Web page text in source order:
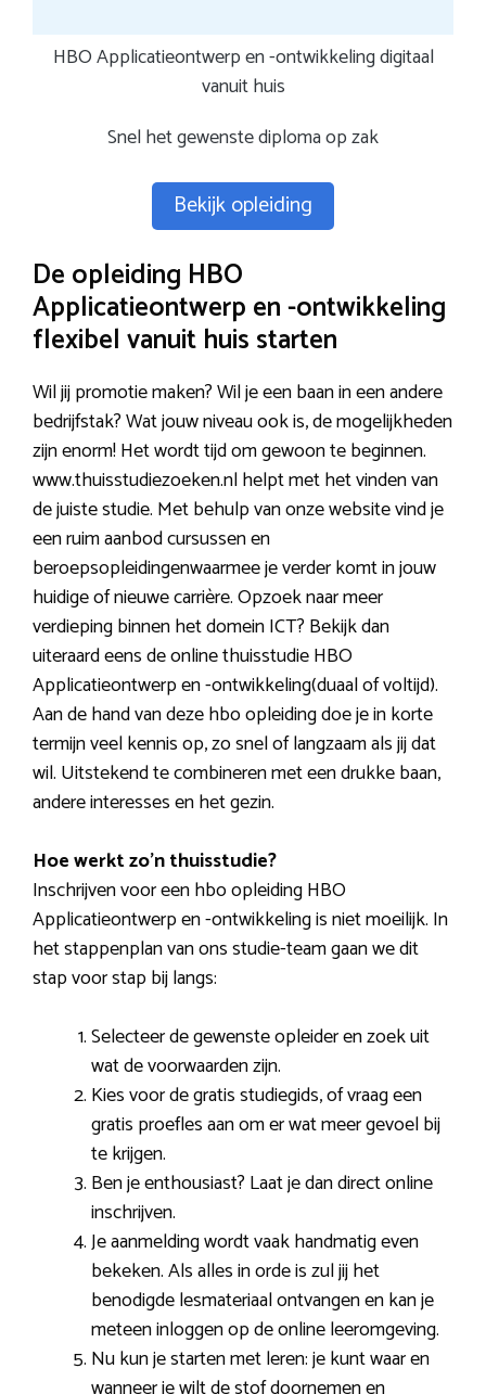
HBO Applicatieontwerp en -ontwikkeling digitaal
vanuit huis
Snel het gewenste diploma op zak
Bekijk opleiding
De opleiding HBO
Applicatieontwerp en -ontwikkeling
flexibel vanuit huis starten
Wil jij promotie maken? Wil je een baan in een andere
bedrijfstak? Wat jouw niveau ook is, de mogelijkheden
zijn enorm! Het wordt tijd om gewoon te beginnen.
www.thuisstudiezoeken.nl helpt met het vinden van
de juiste studie. Met behulp van onze website vind je
een ruim aanbod cursussen en
beroepsopleidingenwaarmee je verder komt in jouw
huidige of nieuwe carrière. Opzoek naar meer
verdieping binnen het domein ICT? Bekijk dan
uiteraard eens de online thuisstudie HBO
Applicatieontwerp en -ontwikkeling(duaal of voltijd).
Aan de hand van deze hbo opleiding doe je in korte
termijn veel kennis op, zo snel of langzaam als jij dat
wil. Uitstekend te combineren met een drukke baan,
andere interesses en het gezin.
Hoe werkt zo’n thuisstudie?
Inschrijven voor een hbo opleiding HBO
Applicatieontwerp en -ontwikkeling is niet moeilijk. In
het stappenplan van ons studie-team gaan we dit
stap voor stap bij langs:
Selecteer de gewenste opleider en zoek uit
wat de voorwaarden zijn.
Kies voor de gratis studiegids, of vraag een
gratis proefles aan om er wat meer gevoel bij
te krijgen.
Ben je enthousiast? Laat je dan direct online
inschrijven.
Je aanmelding wordt vaak handmatig even
bekeken. Als alles in orde is zul jij het
benodigde lesmateriaal ontvangen en kan je
meteen inloggen op de online leeromgeving.
Nu kun je starten met leren: je kunt waar en